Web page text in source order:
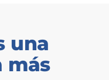
una
más